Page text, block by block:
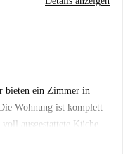
bieten ein Zimmer in
Wohnung ist komplett
ausgestattete Küche,
einen Backofen.